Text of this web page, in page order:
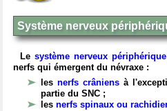
Système nerveux
Le système nerveux périphérique
nerfs qui émergent du névraxe :
les nerfs crâniens à
partie du SNC ;
les nerfs spinaux ou